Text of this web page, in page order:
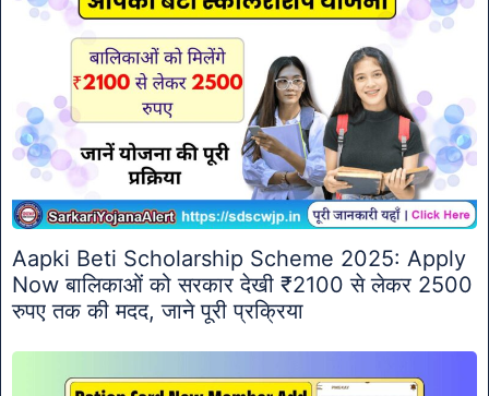
Aapki Beti Scholarship Scheme 2025: Apply
Now बालिकाओं को सरकार देखी ₹2100 से लेकर 2500
रुपए तक की मदद, जाने पूरी प्रक्रिया